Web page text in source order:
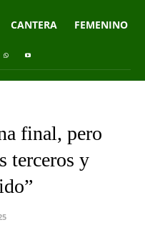
CANTERA FEMENINO
final, pero
terceros y